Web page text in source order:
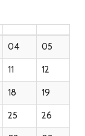
04 05
11 12
18 19
25 26